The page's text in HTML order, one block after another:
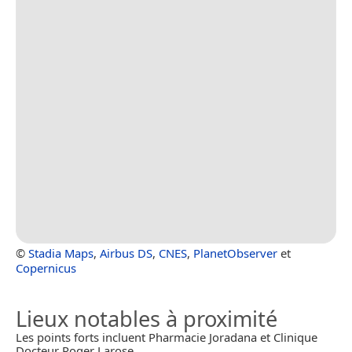
© Stadia Maps, Airbus DS, CNES, PlanetObserver et
Copernicus
Lieux notables à proximité
Les points forts incluent Pharmacie Joradana et Clinique